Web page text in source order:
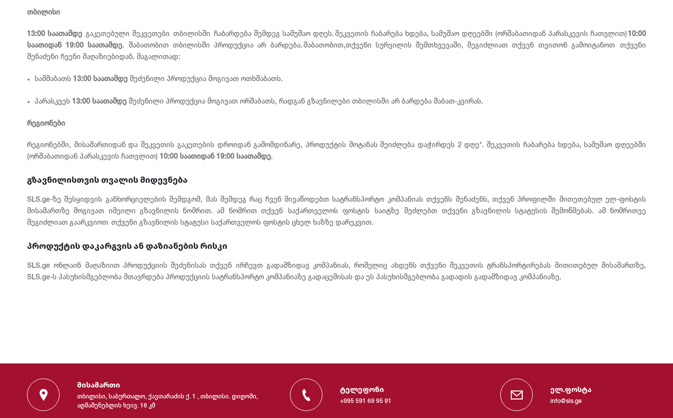
თბილისი
13:00 საათამდე გაკეთებული შეკვეთები თბილისში ჩაბარდება შემდეგ სამუშაო დღეს. შეკვეთის ჩაბარება ხდება, სამუშაო დღეებში (ორშაბათიდან პარასკევის ჩათვლით) 10:00
საათიდან 19:00 საათამდე. შაბათობით თბილისში პროდუქცია არ ბარდება. შაბათობით,თქვენი სურვილის შემთხვევაში, შეგიძლიათ თქვენ თვითონ გამოიტანოთ თქვენი
შენაძენი ჩვენი მაღაზიებიდან. მაგალითად:
სამშაბათს 13:00 საათამდე შეძენილი პროდუქცია მოგივათ ოთხშაბათს.
პარასკვეს 13:00 საათამდე შეძენილი პროდუქცია მოგივათ ორშაბათს, რადგან გზავნილები თბილისში არ ბარდება შაბათ-კვირას.
რეგიონები
რეგიონებში, მისამართიდან და შეკვეთის გაკეთების დროიდან გამომდინარე, პროდუქტის მოტანას შეიძლება დაჭირდეს 2 დღე*. შეკვეთის ჩაბარება ხდება, სამუშაო დღეებში
(ორშაბათიდან პარასკევის ჩათვლით) 10:00 საათიდან 19:00 საათამდე.
გზავნილისთვის თვალის მიდევნება
SLS.ge-ზე შესყიდვის განხორციელების შემდგომ, მას შემდეგ რაც ჩვენ მივაწოდებთ სატრანსპორტო კომპანიას თქვენს შენაძენს, თქვენ პროფილში მითეთებულ ელ-ფოსტის
მისამართზე მოგივათ იმეილი გზავნილის ნომრით. ამ ნომრით თქვენ საქართველოს ფოსტის საიტზე შეძლებთ თქვენი გზავნილის სტატუსის შემოწმებას. ამ ნომრითვე
შეგიძლიათ გაარკვიოთ თქვენი გზავნილის სტატუსი საქართველოს ფოსტის ცხელ ხაზზე დარეკვით.
პროდუქტის დაკარგვის ან დაზიანების რისკი
SLS.ge ონლაინ მაღაზიით პროდუქციის შეძენისას თქვენ ირჩევთ გადამზიდავ კომპანიას, რომელიც ახდენს თქვენი შეკვეთის ტრანსპორტირებას მითითებულ მისამართზე,
SLS.ge-ს პასუხისმგებლობა მთავრდება პროდუქციის სატრანსპორტო კომპანიაზე გადაცემისას და ეს პასუხისმგებლობა გადადის გადამზიდავ კომპანიაზე.
მისამართი
თბილისი, საბურთალო, ქავთარაძის ქ. 1 , თბილისი. დიღომი,
აღმაშენებლის ხეივ. 16 კმ
ტელეფონი
+995 591 69 95 91
ელ.ფოსტა
info@sls.ge